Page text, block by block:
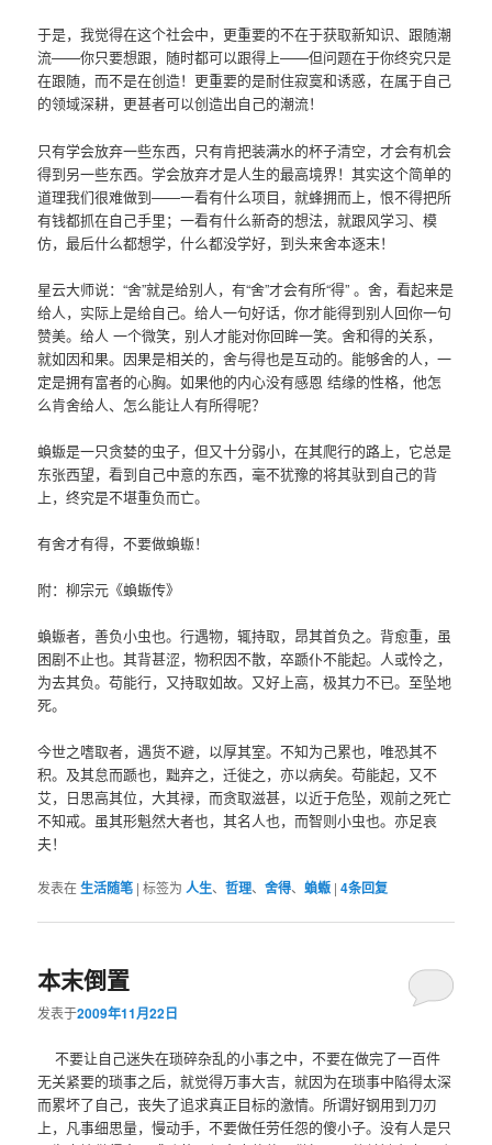
于是，我觉得在这个社会中，更重要的不在于获取新知识、跟随潮
流——你只要想跟，随时都可以跟得上——但问题在于你终究只是
在跟随，而不是在创造！更重要的是耐住寂寞和诱惑，在属于自己
的领域深耕，更甚者可以创造出自己的潮流！
只有学会放弃一些东西，只有肯把装满水的杯子清空，才会有机会
得到另一些东西。学会放弃才是人生的最高境界！其实这个简单的
道理我们很难做到——一看有什么项目，就蜂拥而上，恨不得把所
有钱都抓在自己手里；一看有什么新奇的想法，就跟风学习、模
仿，最后什么都想学，什么都没学好，到头来舍本逐末！
星云大师说：“舍”就是给别人，有“舍”才会有所“得” 。舍，看起来是
给人，实际上是给自己。给人一句好话，你才能得到别人回你一句
赞美。给人 一个微笑，别人才能对你回眸一笑。舍和得的关系，
就如因和果。因果是相关的，舍与得也是互动的。能够舍的人，一
定是拥有富者的心胸。如果他的内心没有感恩 结缘的性格，他怎
么肯舍给人、怎么能让人有所得呢？
蝜蝂是一只贪婪的虫子，但又十分弱小，在其爬行的路上，它总是
东张西望，看到自己中意的东西，毫不犹豫的将其驮到自己的背
上，终究是不堪重负而亡。
有舍才有得，不要做蝜蝂！
附：柳宗元《蝜蝂传》
蝜蝂者，善负小虫也。行遇物，辄持取，昂其首负之。背愈重，虽
困剧不止也。其背甚涩，物积因不散，卒踬仆不能起。人或怜之，
为去其负。苟能行，又持取如故。又好上高，极其力不已。至坠地
死。
今世之嗜取者，遇货不避，以厚其室。不知为己累也，唯恐其不
积。及其怠而踬也，黜弃之，迁徙之，亦以病矣。苟能起，又不
艾，日思高其位，大其禄，而贪取滋甚，以近于危坠，观前之死亡
不知戒。虽其形魁然大者也，其名人也，而智则小虫也。亦足哀
夫！
发表在生活随笔 |标签为 人生、哲理、舍得、蝜蝂 |4条回复
本末倒置
发表于2009年11月22日
不要让自己迷失在琐碎杂乱的小事之中，不要在做完了一百件
无关紧要的琐事之后，就觉得万事大吉，就因为在琐事中陷得太深
而累坏了自己，丧失了追求真正目标的激情。所谓好钢用到刀刃
上，凡事细思量，慢动手，不要做任劳任怨的傻小子。没有人是只